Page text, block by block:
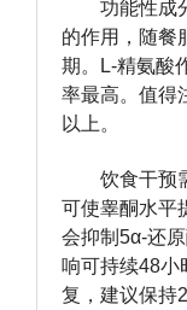
功能性成
的作用，随餐
期。L-精氨酸
率最高。值得
以上。
饮食干预
可使睾酮水平
会抑制5α-还
响可持续48小
复，建议保持